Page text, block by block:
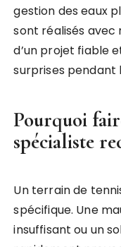
gestion des eaux
sont réalisés avec
d’un projet fiable
surprises pendant
Pourquoi
spécialiste
Un terrain de
spécifique. Une
insuffisant ou un